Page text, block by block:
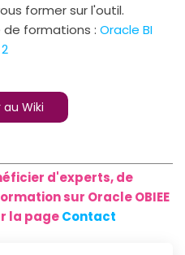
former sur l'outil.
formations : Oracle BI
Wiki
d'experts, de
sur Oracle OBIEE
la pageContact